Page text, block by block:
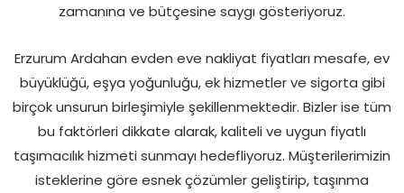
zamanına ve bütçesine saygı gösteriyoruz.
Erzurum Ardahan evden eve nakliyat fiyatları mesafe, ev
büyüklüğü, eşya yoğunluğu, ek hizmetler ve sigorta gibi
birçok unsurun birleşimiyle şekillenmektedir. Bizler ise tüm
bu faktörleri dikkate alarak, kaliteli ve uygun fiyatlı
taşımacılık hizmeti sunmayı hedefliyoruz. Müşterilerimizin
isteklerine göre esnek çözümler geliştirip, taşınma